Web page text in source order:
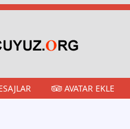
AVATAR EKLE